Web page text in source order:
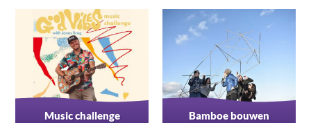
Music challenge Bamboe bouwen